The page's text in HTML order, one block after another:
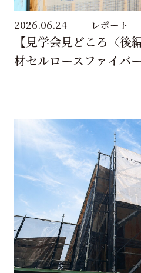
2026.06.24 レポート
【見学会見どころ〈後
材セルロースファイバー